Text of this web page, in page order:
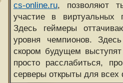
cs-online.ru, позволяют
участие в виртуальных
Здесь геймеры
уровня чемпионов.
скором будущем
просто расслабиться,
серверы открыты для всех